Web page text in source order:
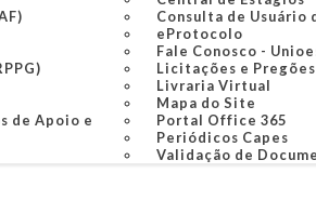
de Apoio e
Consulta de Usuário
eProtocolo
Fale Conosco -
Licitações e Pregões
Livraria Virtual
Mapa do Site
Portal Office 365
Periódicos Capes
Validação de